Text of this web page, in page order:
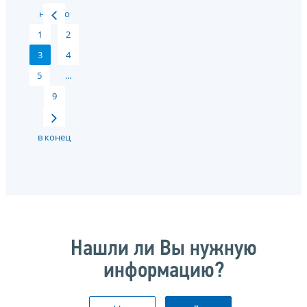
начало
1
2
3
4
5
...
9
в конец
Нашли ли Вы нужную
информацию?